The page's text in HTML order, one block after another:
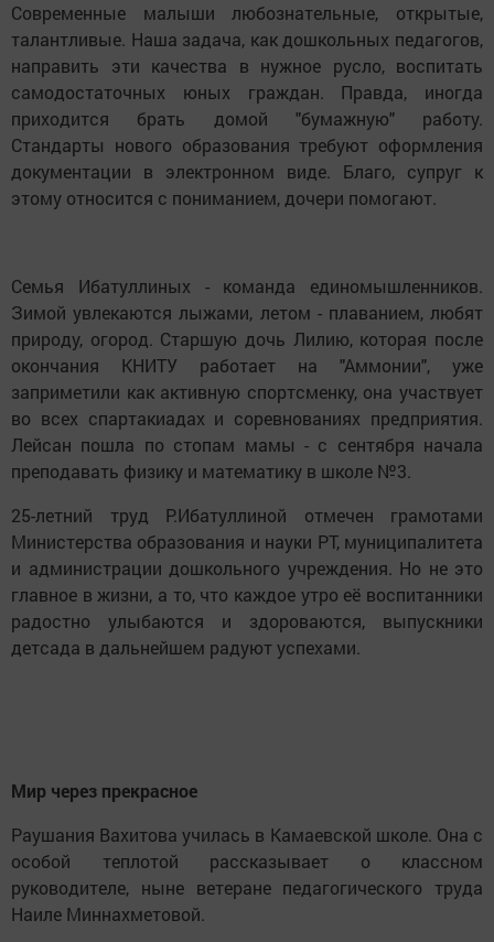
Современные малыши любознательные, открытые,
талантливые. Наша задача, как дошкольных педагогов,
направить эти качества в нужное русло, воспитать
самодостаточных юных граждан. Правда, иногда
приходится брать домой "бумажную" работу.
Стандарты нового образования требуют оформления
документации в электронном виде. Благо, супруг к
этому относится с пониманием, дочери помогают.
Семья Ибатуллиных - команда единомышленников.
Зимой увлекаются лыжами, летом - плаванием, любят
природу, огород. Старшую дочь Лилию, которая после
окончания КНИТУ работает на "Аммонии", уже
заприметили как активную спортсменку, она участвует
во всех спартакиадах и соревнованиях предприятия.
Лейсан пошла по стопам мамы - с сентября начала
преподавать физику и математику в школе №3.
25-летний труд Р.Ибатуллиной отмечен грамотами
Министерства образования и науки РТ, муниципалитета
и администрации дошкольного учреждения. Но не это
главное в жизни, а то, что каждое утро её воспитанники
радостно улыбаются и здороваются, выпускники
детсада в дальнейшем радуют успехами.
Мир через прекрасное
Раушания Вахитова училась в Камаевской школе. Она с
особой теплотой рассказывает о классном
руководителе, ныне ветеране педагогического труда
Наиле Миннахметовой.